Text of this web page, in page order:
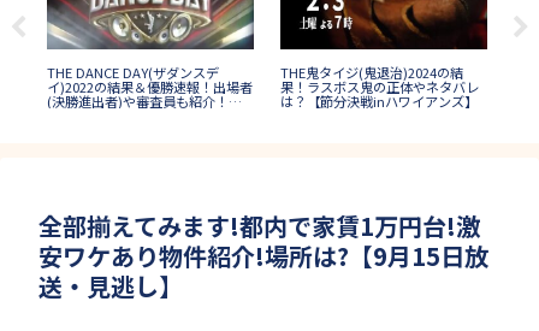
THE DANCE DAY(ザダンスデ
イ)2022の結果＆優勝速報！出場者
(決勝進出者)や審査員も紹介！
THE鬼タイジ(鬼退治)2024の結
果！ラスボス鬼の正体やネタバレ
は？【節分決戦inハワイアンズ】
全部揃えてみます!都内で家賃1万円台!激
安ワケあり物件紹介!場所は?【9月15日放
送・見逃し】